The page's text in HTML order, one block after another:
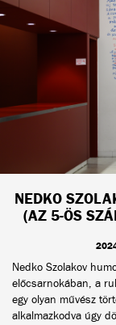
NEDKO
(AZ 5-ÖS
Nedko Szolakov
előcsarnokában, a
egy olyan művész
alkalmazkodva úgy